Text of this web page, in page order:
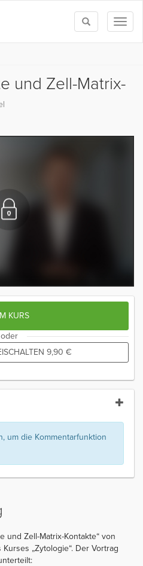
Toggle
search
und Zell-Matrix-
KURS
oder
9,90 €
um die Kommentarfunktion
und Zell-Matrix-Kontakte“ von
„Zytologie“. Der Vortrag